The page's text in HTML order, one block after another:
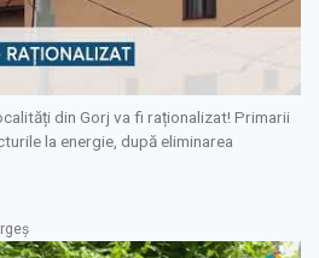
din Gorj va fi raționalizat! Primarii
la energie, după eliminarea